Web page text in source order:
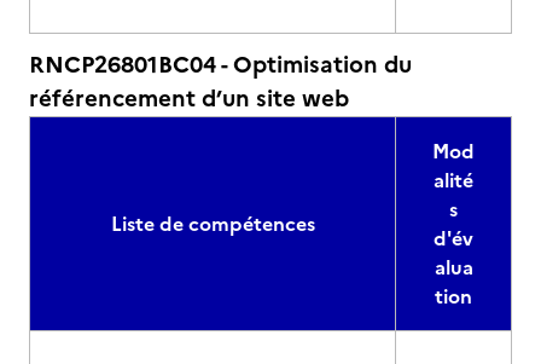
RNCP26801BC04 - Optimisation du
référencement d’un site web
Liste de compétences
Mod
alité
s
d'év
alua
tion